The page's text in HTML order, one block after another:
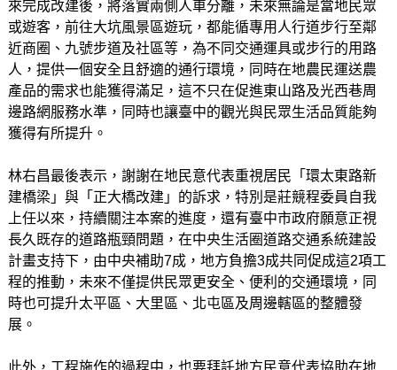
來完成改建後，將落實兩側人車分離，未來無論是當地民眾
或遊客，前往大坑風景區遊玩，都能循專用人行道步行至鄰
近商圈、九號步道及社區等，為不同交通運具或步行的用路
人，提供一個安全且舒適的通行環境，同時在地農民運送農
產品的需求也能獲得滿足，這不只在促進東山路及光西巷周
邊路網服務水準，同時也讓臺中的觀光與民眾生活品質能夠
獲得有所提升。
林右昌最後表示，謝謝在地民意代表重視居民「環太東路新
建橋梁」與「正大橋改建」的訴求，特別是莊競程委員自我
上任以來，持續關注本案的進度，還有臺中市政府願意正視
長久既存的道路瓶頸問題，在中央生活圈道路交通系統建設
計畫支持下，由中央補助7成，地方負擔3成共同促成這2項工
程的推動，未來不僅提供民眾更安全、便利的交通環境，同
時也可提升太平區、大里區、北屯區及周邊轄區的整體發
展。